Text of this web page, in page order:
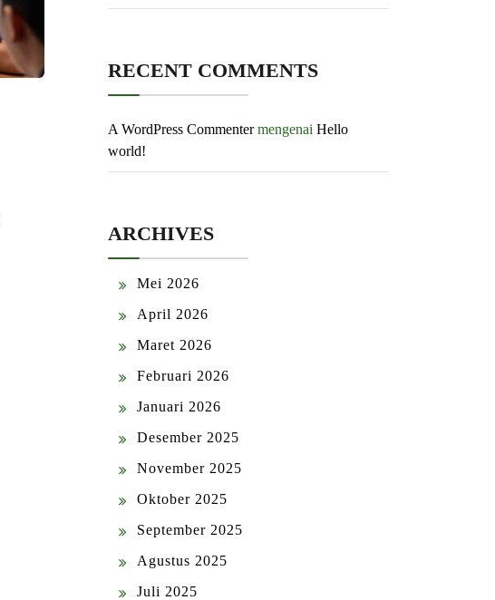
RECENT COMMENTS
A WordPress Commentermengenai Hello
world!
ARCHIVES
Mei 2026
April 2026
Maret 2026
Februari 2026
Januari 2026
Desember 2025
November 2025
Oktober 2025
September 2025
Agustus 2025
Juli 2025